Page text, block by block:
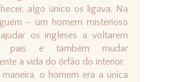
algo único os ligava. Na
– um homem misterioso
os ingleses a voltarem
país e também mudar
a vida do órfão do interior.
o homem era a única